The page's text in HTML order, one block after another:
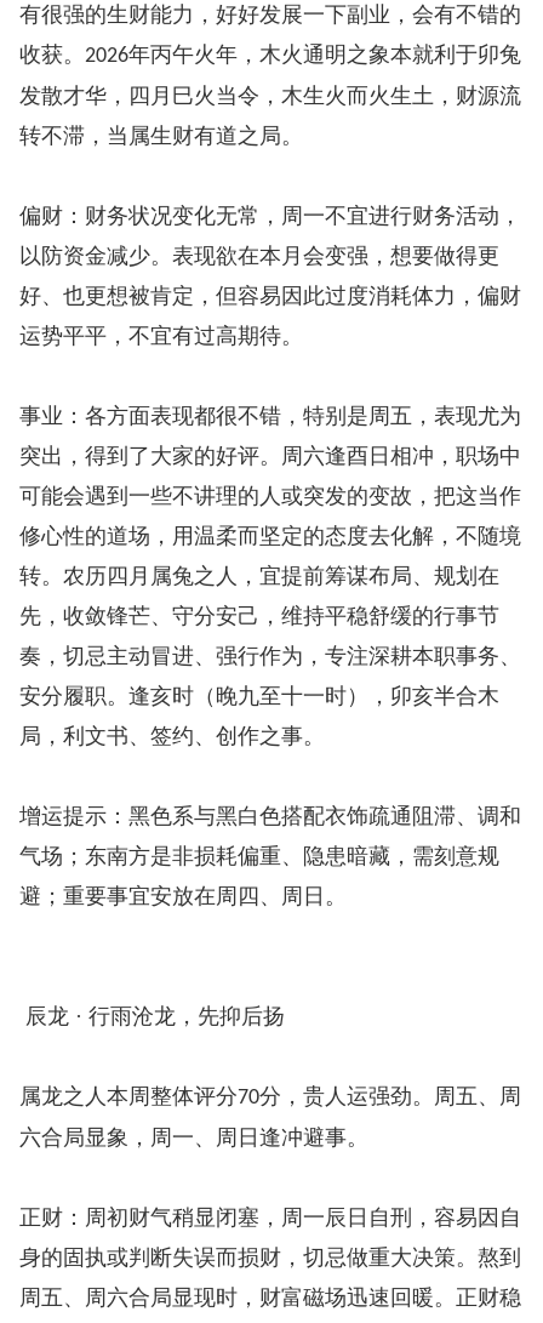
有很强的生财能力，好好发展一下副业，会有不错的
收获。 2026年丙午火年，木火通明之象本就利于卯兔
发散才华，四月巳火当令，木生火而火生土，财源流
转不滞，当属生财有道之局。
偏财：财务状况变化无常，周一不宜进行财务活动，
以防资金减少。表现欲在本月会变强，想要做得更
好、也更想被肯定，但容易因此过度消耗体力，偏财
运势平平，不宜有过高期待。
事业：各方面表现都很不错，特别是周五，表现尤为
突出，得到了大家的好评。周六逢酉日相冲，职场中
可能会遇到一些不讲理的人或突发的变故，把这当作
修心性的道场，用温柔而坚定的态度去化解，不随境
转。农历四月属兔之人，宜提前筹谋布局、规划在
先，收敛锋芒、守分安己，维持平稳舒缓的行事节
奏，切忌主动冒进、强行作为，专注深耕本职事务、
安分履职。逢亥时（晚九至十一时），卯亥半合木
局，利文书、签约、创作之事。
增运提示：黑色系与黑白色搭配衣饰疏通阻滞、调和
气场；东南方是非损耗偏重、隐患暗藏，需刻意规
避；重要事宜安放在周四、周日。
辰龙 · 行雨沧龙，先抑后扬
属龙之人本周整体评分70分，贵人运强劲。周五、周
六合局显象，周一、周日逢冲避事。
正财：周初财气稍显闭塞，周一辰日自刑，容易因自
身的固执或判断失误而损财，切忌做重大决策。熬到
周五、周六合局显现时，财富磁场迅速回暖。正财稳